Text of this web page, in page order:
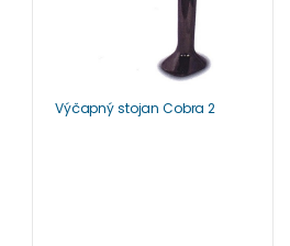
Výčapný stojan Cobra 2